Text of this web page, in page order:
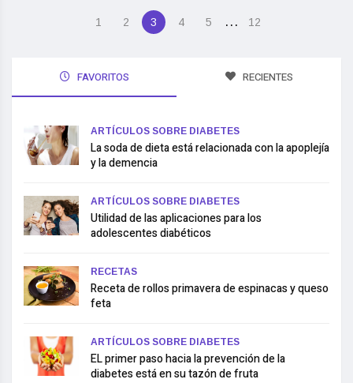
1 2 3 4 5 … 12
FAVORITOS RECIENTES
ARTÍCULOS SOBRE DIABETES
La soda de dieta está relacionada con la apoplejía
y la demencia
ARTÍCULOS SOBRE DIABETES
Utilidad de las aplicaciones para los
adolescentes diabéticos
RECETAS
Receta de rollos primavera de espinacas y queso
feta
ARTÍCULOS SOBRE DIABETES
EL primer paso hacia la prevención de la
diabetes está en su tazón de fruta